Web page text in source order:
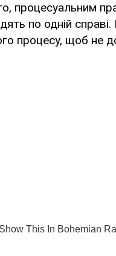
процесуальним
по одній
процесу, щоб не